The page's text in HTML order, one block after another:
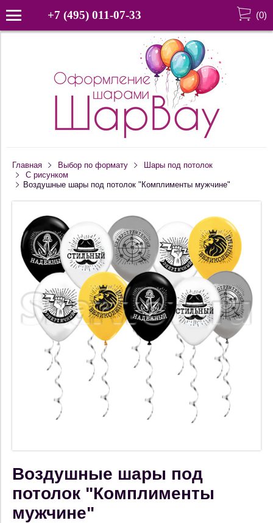
+7 (495) 011-07-33 (0)
Главная Выбор по формату
Шары под потолок
С рисунком
Воздушные шары под потолок "Комплименты мужчине"
Воздушные шары под
потолок "Комплименты
мужчине"